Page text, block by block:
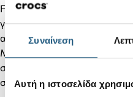
Συναίνεση
Αυτή η ιστοσελίδα
Free Feel Technology™ δεν
γνωρίζουμε μέχρι σήμερα.
από το πόδι σας και κινείται
Με ποικιλία ύψους και
σανδάλι για κάθε περίσταση
σας! Μόλις το φορέσετε δεν